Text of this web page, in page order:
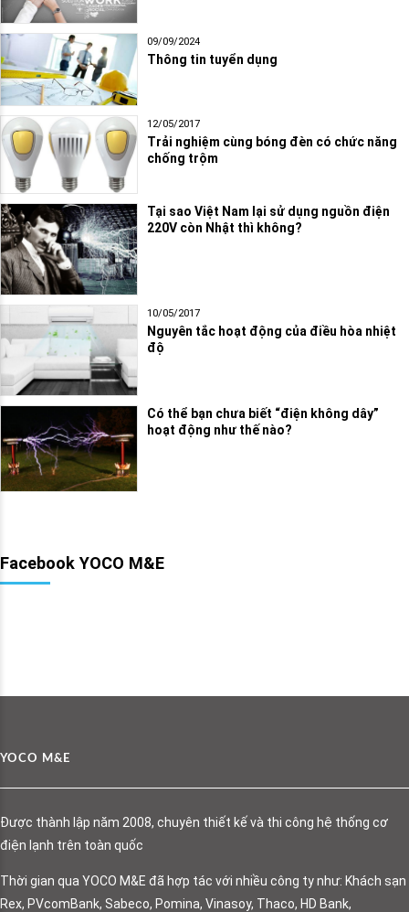
09/09/2024
Thông tin tuyển dụng
12/05/2017
Trải nghiệm cùng bóng đèn có chức năng
chống trộm
Tại sao Việt Nam lại sử dụng nguồn điện
220V còn Nhật thì không?
10/05/2017
Nguyên tắc hoạt động của điều hòa nhiệt
độ
Có thể bạn chưa biết “điện không dây”
hoạt động như thế nào?
Facebook YOCO M&E
YOCO M&E
Được thành lập năm 2008, chuyên thiết kế và thi công hệ thống cơ
điện lạnh trên toàn quốc
Thời gian qua YOCO M&E đã hợp tác với nhiều công ty như: Khách sạn
Rex, PVcomBank, Sabeco, Pomina, Vinasoy, Thaco, HD Bank,